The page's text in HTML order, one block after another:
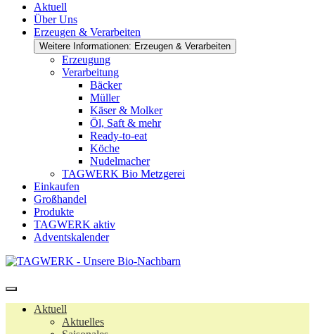
Aktuell
Über Uns
Erzeugen & Verarbeiten
Weitere Informationen: Erzeugen & Verarbeiten
Erzeugung
Verarbeitung
Bäcker
Müller
Käser & Molker
Öl, Saft & mehr
Ready-to-eat
Köche
Nudelmacher
TAGWERK Bio Metzgerei
Einkaufen
Großhandel
Produkte
TAGWERK aktiv
Adventskalender
Aktuell
Aktuelles